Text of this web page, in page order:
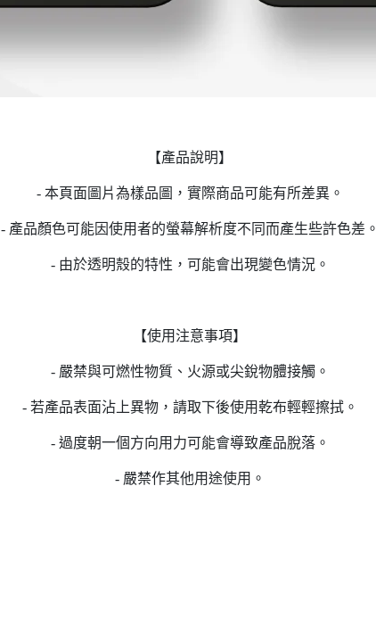
【產品說明】
- 本頁面圖片為樣品圖，實際商品可能有所差異。
- 產品顏色可能因使用者的螢幕解析度不同而產生些許色差。
- 由於透明殼的特性，可能會出現變色情況。
【使用注意事項】
- 嚴禁與可燃性物質、火源或尖銳物體接觸。
- 若產品表面沾上異物，請取下後使用乾布輕輕擦拭。
- 過度朝一個方向用力可能會導致產品脫落。
- 嚴禁作其他用途使用。